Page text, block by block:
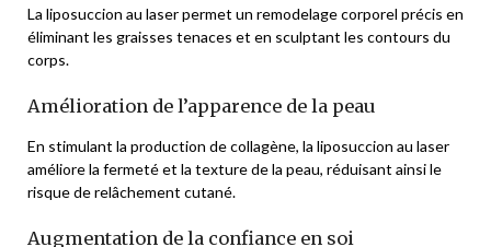
La liposuccion au laser permet un remodelage corporel précis en
éliminant les graisses tenaces et en sculptant les contours du
corps.
Amélioration de l’apparence de la peau
En stimulant la production de collagène, la liposuccion au laser
améliore la fermeté et la texture de la peau, réduisant ainsi le
risque de relâchement cutané.
Augmentation de la confiance en soi